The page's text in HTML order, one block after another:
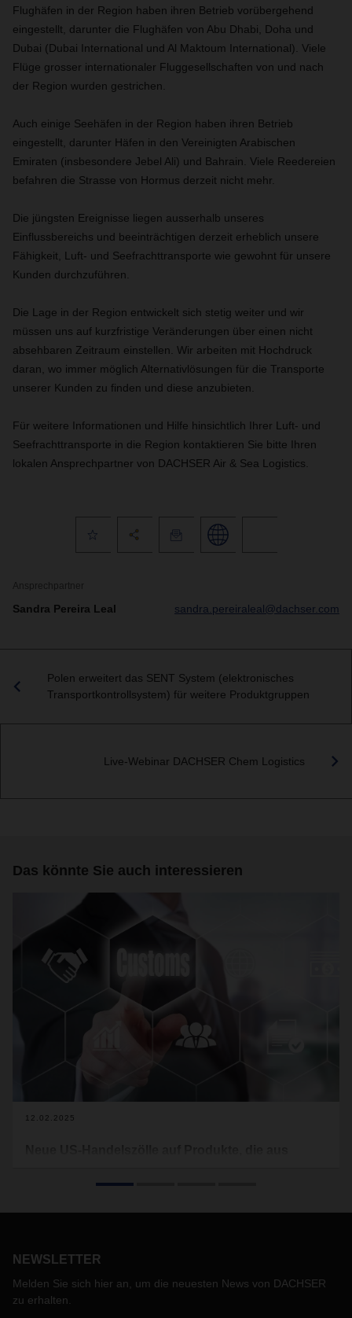
Flughäfen in der Region haben ihren Betrieb vorübergehend
eingestellt, darunter die Flughäfen von Abu Dhabi, Doha und
Dubai (Dubai International und Al Maktoum International). Viele
Flüge grosser internationaler Fluggesellschaften von und nach
der Region wurden gestrichen.
Auch einige Seehäfen in der Region haben ihren Betrieb
eingestellt, darunter Häfen in den Vereinigten Arabischen
Emiraten (insbesondere Jebel Ali) und Bahrain. Viele Reedereien
befahren die Strasse von Hormus derzeit nicht mehr.
Die jüngsten Ereignisse liegen ausserhalb unseres
Einflussbereichs und beeinträchtigen derzeit erheblich unsere
Fähigkeit, Luft- und Seefrachttransporte wie gewohnt für unsere
Kunden durchzuführen.
Die Lage in der Region entwickelt sich stetig weiter und wir
müssen uns auf kurzfristige Veränderungen über einen nicht
absehbaren Zeitraum einstellen. Wir arbeiten mit Hochdruck
daran, wo immer möglich Alternativlösungen für die Transporte
unserer Kunden zu finden und diese anzubieten.
Für weitere Informationen und Hilfe hinsichtlich Ihrer Luft- und
Seefrachttransporte in die Region kontaktieren Sie bitte Ihren
lokalen Ansprechpartner von DACHSER Air & Sea Logistics.
Ansprechpartner
Sandra Pereira Leal sandra.pereiraleal@dachser.com
Polen erweitert das SENT System (elektronisches
Transportkontrollsystem) für weitere Produktgruppen
Live-Webinar DACHSER Chem Logistics
Das könnte Sie auch interessieren
12.02.2025
in der Handelspolitik informieren, die sich auf ihre
und China importiert werden.
NEWSLETTER
Melden Sie sich hier an, um die neuesten News von DACHSER
zu erhalten.